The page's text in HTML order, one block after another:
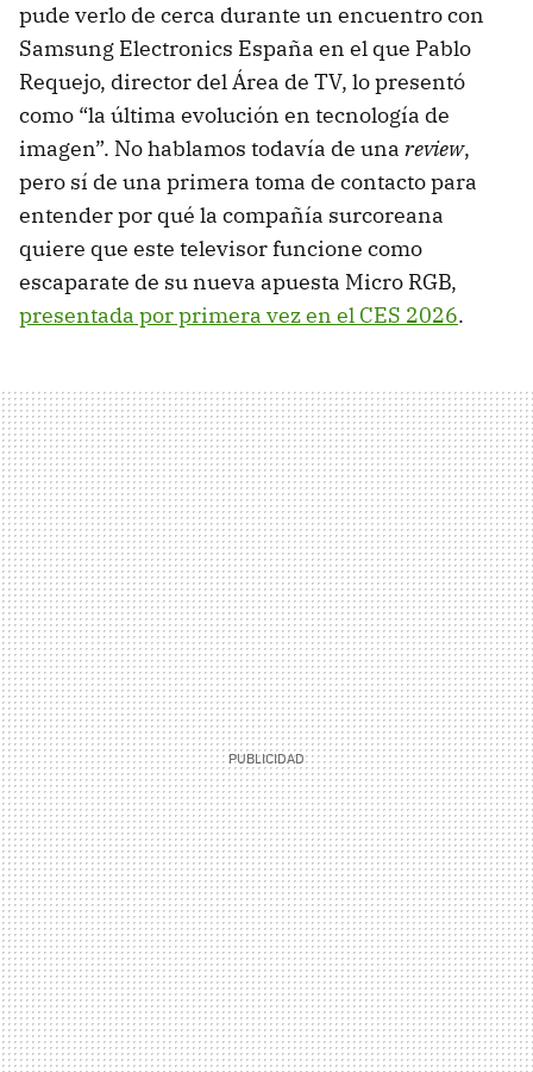
pude verlo de cerca durante un encuentro con
Samsung Electronics España en el que Pablo
Requejo, director del Área de TV, lo presentó
como “la última evolución en tecnología de
imagen”. No hablamos todavía de una review,
pero sí de una primera toma de contacto para
entender por qué la compañía surcoreana
quiere que este televisor funcione como
escaparate de su nueva apuesta Micro RGB,
presentada por primera vez en el CES 2026.